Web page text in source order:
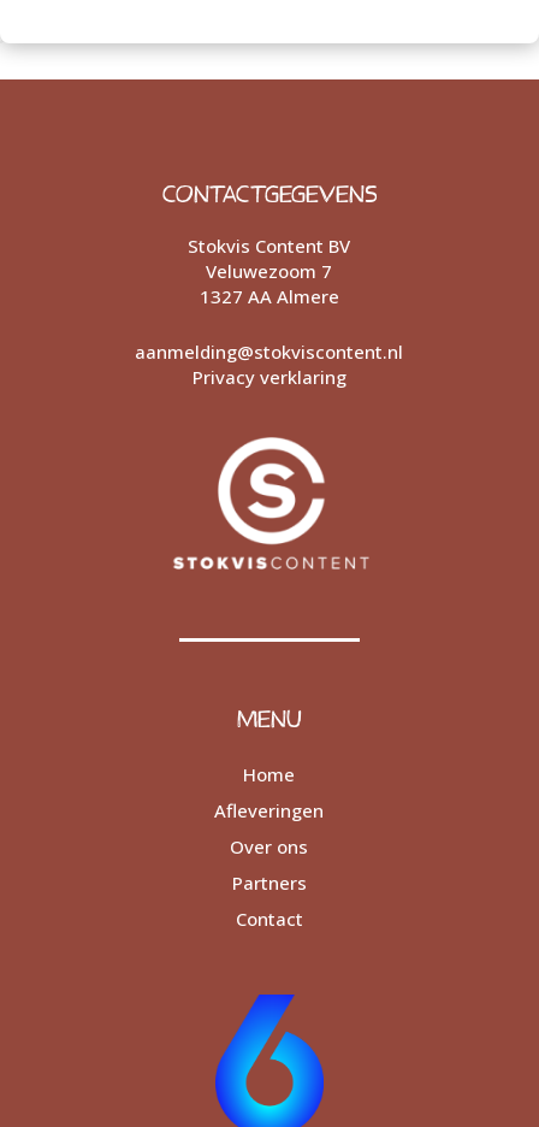
CONTACTGEGEVENS
Stokvis Content BV
Veluwezoom 7
1327 AA Almere
aanmelding@stokviscontent.nl
Privacy verklaring
MENU
Home
Afleveringen
Over ons
Partners
Contact